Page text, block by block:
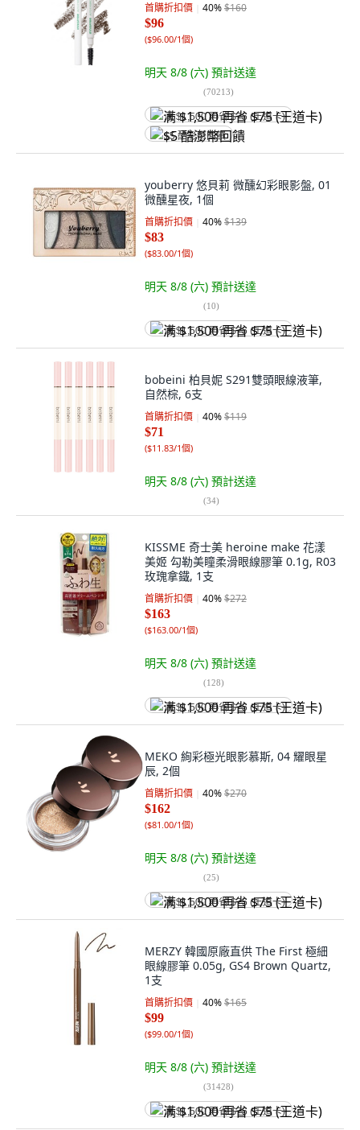
首購折扣價 40%$160
$96
($96.00/1個)
明天 8/8 (六) 預計送達
(70213)
满 $1,500 再省 $75 (王道卡)
$5 酷澎幣回饋
youberry 悠貝莉 微醺幻彩眼影盤, 01
微醺星夜, 1個
首購折扣價 40%$139
$83
($83.00/1個)
明天 8/8 (六) 預計送達
(10)
满 $1,500 再省 $75 (王道卡)
bobeini 柏貝妮 S291雙頭眼線液筆,
自然棕, 6支
首購折扣價 40%$119
$71
($11.83/1個)
明天 8/8 (六) 預計送達
(34)
KISSME 奇士美 heroine make 花漾
美姬 勾勒美瞳柔滑眼線膠筆 0.1g, R03
玫瑰拿鐵, 1支
首購折扣價 40%$272
$163
($163.00/1個)
明天 8/8 (六) 預計送達
(128)
满 $1,500 再省 $75 (王道卡)
MEKO 絢彩極光眼影慕斯, 04 耀眼星
辰, 2個
首購折扣價 40%$270
$162
($81.00/1個)
明天 8/8 (六) 預計送達
(25)
满 $1,500 再省 $75 (王道卡)
MERZY 韓國原廠直供 The First 極細
眼線膠筆 0.05g, GS4 Brown Quartz,
1支
首購折扣價 40%$165
$99
($99.00/1個)
明天 8/8 (六) 預計送達
(31428)
满 $1,500 再省 $75 (王道卡)